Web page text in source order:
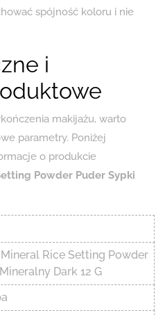
spójność koloru i nie
i
makijażu, warto
parametry. Poniżej
o produkcie
Powder Puder Sypki
Rice Setting Powder
Dark 12 G